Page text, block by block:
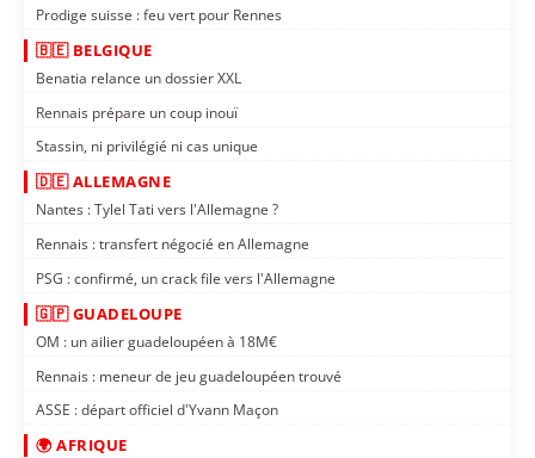
Prodige suisse : feu vert pour Rennes
🇧🇪 BELGIQUE
Benatia relance un dossier XXL
Rennais prépare un coup inouï
Stassin, ni privilégié ni cas unique
🇩🇪 ALLEMAGNE
Nantes : Tylel Tati vers l'Allemagne ?
Rennais : transfert négocié en Allemagne
PSG : confirmé, un crack file vers l'Allemagne
🇬🇵 GUADELOUPE
OM : un ailier guadeloupéen à 18M€
Rennais : meneur de jeu guadeloupéen trouvé
ASSE : départ officiel d'Yvann Maçon
🌍 AFRIQUE